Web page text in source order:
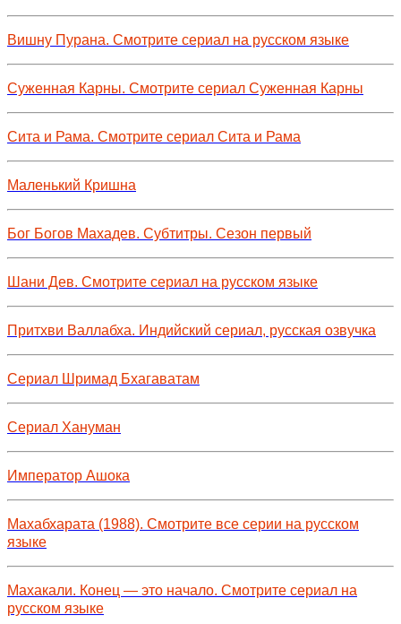
Вишну Пурана. Смотрите сериал на русском языке
Суженная Карны. Смотрите сериал Суженная Карны
Сита и Рама. Смотрите сериал Сита и Рама
Маленький Кришна
Бог Богов Махадев. Субтитры. Сезон первый
Шани Дев. Смотрите сериал на русском языке
Притхви Валлабха. Индийский сериал, русская озвучка
Сериал Шримад Бхагаватам
Сериал Хануман
Император Ашока
Махабхарата (1988). Смотрите все серии на русском
языке
Махакали. Конец — это начало. Смотрите сериал на
русском языке